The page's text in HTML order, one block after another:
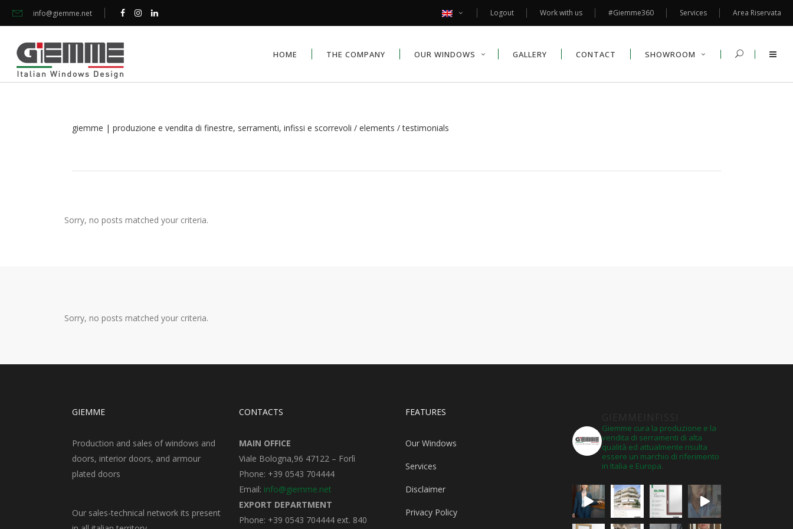
info@giemme.net Logout Work with us #Giemme360 Services Area Riservata
HOME THE COMPANY OUR WINDOWS GALLERY CONTACT SHOWROOM
giemme | produzione e vendita di finestre, serramenti, infissi e scorrevoli / elements /testimonials
Sorry, no posts matched your criteria.
Sorry, no posts matched your criteria.
GIEMME
Production and sales of windows and
doors, interior doors, and armour
plated doors
Our sales-technical network its present
CONTACTS
MAIN OFFICE
Viale Bologna,96 47122 – Forlì
Phone: +39 0543 704444
Email: info@giemme.net
EXPORT DEPARTMENT
Phone: +39 0543 704444 ext. 840
FEATURES
Our Windows
Services
Disclaimer
Privacy Policy
Giemme cura la produzione e la
vendita di serramenti di alta
qualità ed attualmente risulta
essere un marchio di riferimento
in Italia e Europa.